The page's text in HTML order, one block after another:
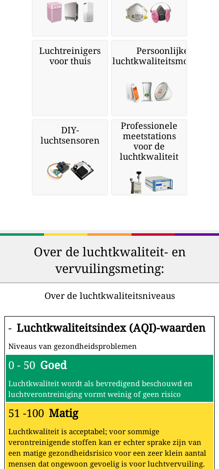
Luchtreinigers
voor thuis
Persoonlijke
luchtkwaliteitsmonitors
DIY-
luchtsensoren
Professionele
meetstations
voor de
luchtkwaliteit
Over de luchtkwaliteit- en
vervuilingsmeting:
Over de luchtkwaliteitsniveaus
- Luchtkwaliteitsindex (AQI)-waarden
Niveaus van gezondheidsproblemen
0 - 50 Goed
Luchtkwaliteit wordt als bevredigend beschouwd en
luchtverontreiniging vormt weinig of geen risico
51 -100 Matig
Luchtkwaliteit is acceptabel; voor sommige
verontreinigende stoffen kan er echter sprake zijn van
een matige gezondheidsrisico voor een zeer klein aantal
mensen dat ongewoon gevoelig is voor luchtvervuiling.